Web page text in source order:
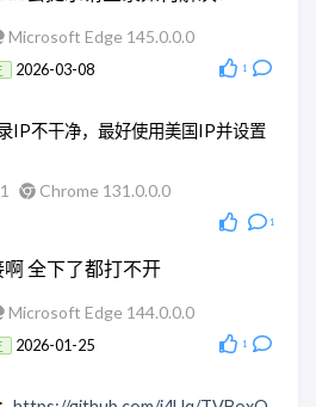
便点
Microsoft Edge 148.0.0.0
:
，现在可以了，非常感谢！！
Microsoft Edge 145.0.0.0
Tart Chrome 146.0.0.0
Microsoft Edge 145.0.0.0
2026-03-08 1
IP不干净，最好使用美国IP并设置
Chrome 131.0.0.0
1
全下了都打不开
Microsoft Edge 144.0.0.0
2026-01-25 1